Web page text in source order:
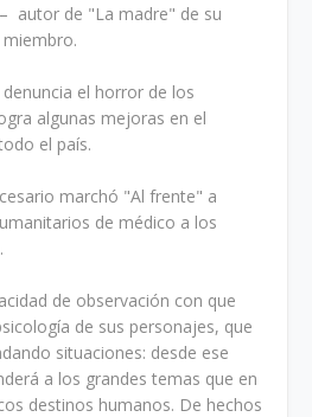
autor de "La madre" de su
el horror de los
algunas mejoras en el
el país.
marchó "Al frente" a
de médico a los
de observación con que
de sus personajes, que
situaciones: desde ese
a los grandes temas que en
destinos humanos. De hechos